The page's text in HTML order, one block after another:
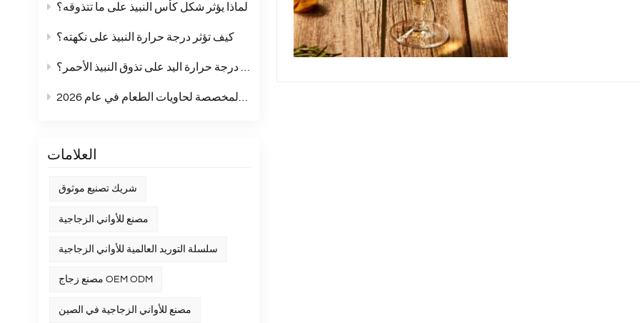
لماذا يؤثر شكل كأس النبيذ على ما تتذوقه؟
كيف تؤثر درجة حرارة النبيذ على نكهته؟
هل تؤثر درجة حرارة اليد على تذوق النبيذ الأحمر؟
أبرز اتجاهات الملصقات المخصصة لحاويات الطعام في عام 2026
العلامات
شريك تصنيع موثوق
مصنع للأواني الزجاجية
سلسلة التوريد العالمية للأواني الزجاجية
مصنع زجاج OEM ODM
مصنع للأواني الزجاجية في الصين